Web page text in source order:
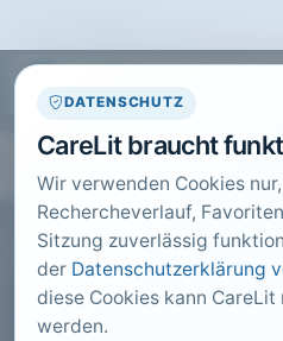
DATENSCHUTZ
CareLit braucht
Wir verwenden Cookies
Rechercheverlauf,
Sitzung zuverlässig
der Datenschutzerklärung
diese Cookies kann
werden.CARELIT FACHARTIKEL